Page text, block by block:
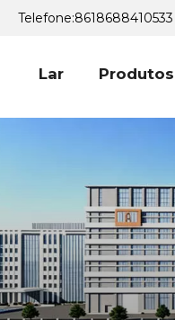
Telefone:8618688410533
Lar Produtos